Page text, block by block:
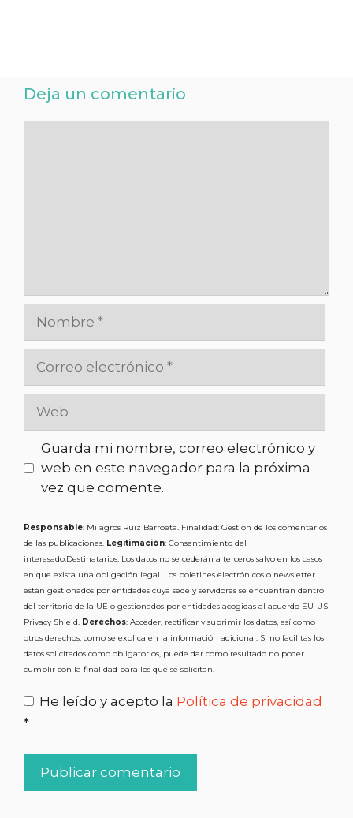
Deja un comentario
Guarda mi nombre, correo electrónico y
web en este navegador para la próxima
vez que comente.
Responsable: Milagros Ruiz Barroeta. Finalidad: Gestión de los comentarios
de las publicaciones. Legitimación: Consentimiento del
interesado.Destinatarios: Los datos no se cederán a terceros salvo en los casos
en que exista una obligación legal. Los boletines electrónicos o newsletter
están gestionados por entidades cuya sede y servidores se encuentran dentro
del territorio de la UE o gestionados por entidades acogidas al acuerdo EU-US
Privacy Shield. Derechos: Acceder, rectificar y suprimir los datos, así como
otros derechos, como se explica en la información adicional. Si no facilitas los
datos solicitados como obligatorios, puede dar como resultado no poder
cumplir con la finalidad para los que se solicitan.
He leído y acepto la Política de privacidad
*